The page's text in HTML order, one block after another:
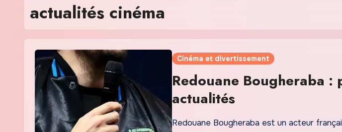
actualités cinéma
Cinéma et divertissement
Redouane Bougheraba :
actualités
Redouane Bougheraba est un acteur